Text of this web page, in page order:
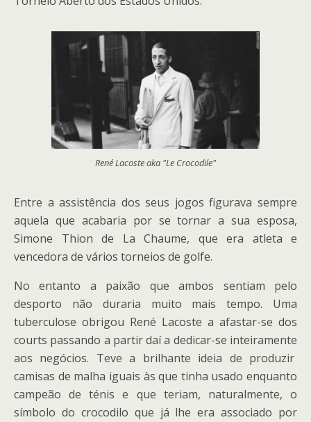
René Lacoste aka "Le Crocodile"
Entre a assistência dos seus jogos figurava sempre
aquela que acabaria por se tornar a sua esposa,
Simone Thion de La Chaume, que era atleta e
vencedora de vários torneios de golfe.
No entanto a paixão que ambos sentiam pelo
desporto não duraria muito mais tempo. Uma
tuberculose obrigou René Lacoste a afastar-se dos
courts passando a partir daí a dedicar-se inteiramente
aos negócios. Teve a brilhante ideia de produzir
camisas de malha iguais às que tinha usado enquanto
campeão de ténis e que teriam, naturalmente, o
símbolo do crocodilo que já lhe era associado por